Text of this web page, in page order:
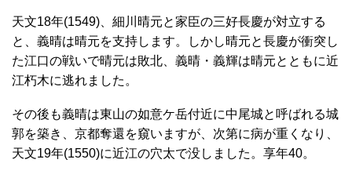
天文18年(1549)、細川晴元と家臣の三好長慶が対立する
と、義晴は晴元を支持します。しかし晴元と長慶が衝突し
た江口の戦いで晴元は敗北、義晴・義輝は晴元とともに近
江朽木に逃れました。
その後も義晴は東山の如意ケ岳付近に中尾城と呼ばれる城
郭を築き、京都奪還を窺いますが、次第に病が重くなり、
天文19年(1550)に近江の穴太で没しました。享年40。